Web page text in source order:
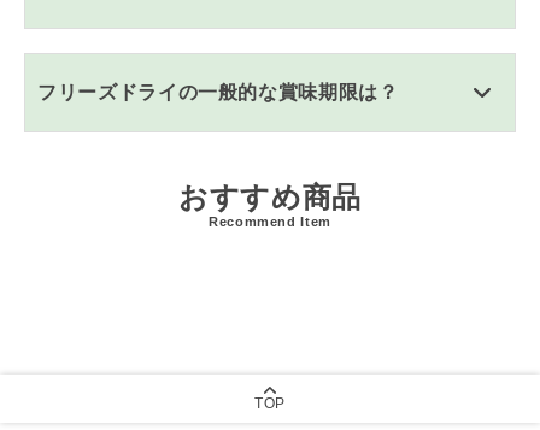
フリーズドライの一般的な賞味期限は？
おすすめ商品
Recommend Item
TOP